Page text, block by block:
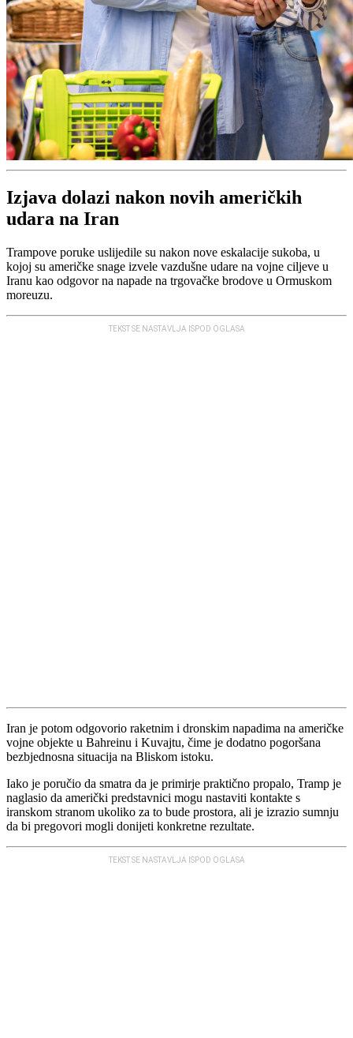
Izjava dolazi nakon novih američkih
udara na Iran
Trampove poruke uslijedile su nakon nove eskalacije sukoba, u
kojoj su američke snage izvele vazdušne udare na vojne ciljeve u
Iranu kao odgovor na napade na trgovačke brodove u Ormuskom
moreuzu.
TEKST SE NASTAVLJA ISPOD OGLASA
Iran je potom odgovorio raketnim i dronskim napadima na američke
vojne objekte u Bahreinu i Kuvajtu, čime je dodatno pogoršana
bezbjednosna situacija na Bliskom istoku.
Iako je poručio da smatra da je primirje praktično propalo, Tramp je
naglasio da američki predstavnici mogu nastaviti kontakte s
iranskom stranom ukoliko za to bude prostora, ali je izrazio sumnju
da bi pregovori mogli donijeti konkretne rezultate.
TEKST SE NASTAVLJA ISPOD OGLASA